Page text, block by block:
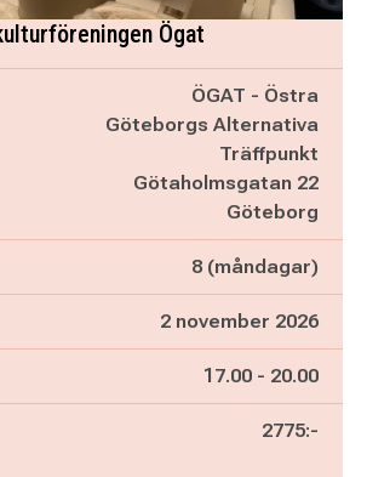
Ögat
ÖGAT - Östra
Göteborgs Alternativa
Träffpunkt
Götaholmsgatan 22
Göteborg
8 (måndagar)
2 november 2026
Pågår mellan
17.00 - och
20.00
2775:-